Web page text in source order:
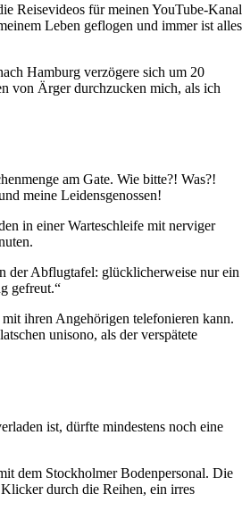
Reisevideos für meinen YouTube-Kanal
Leben geflogen und immer ist alles
Hamburg verzögere sich um 20
von Ärger durchzucken mich, als ich
am Gate. Wie bitte?! Was?!
meine Leidensgenossen!
in einer Warteschleife mit nerviger
der Abflugtafel: glücklicherweise nur ein
gefreut.“
ihren Angehörigen telefonieren kann.
unisono, als der verspätete
ist, dürfte mindestens noch eine
dem Stockholmer Bodenpersonal. Die
durch die Reihen, ein irres